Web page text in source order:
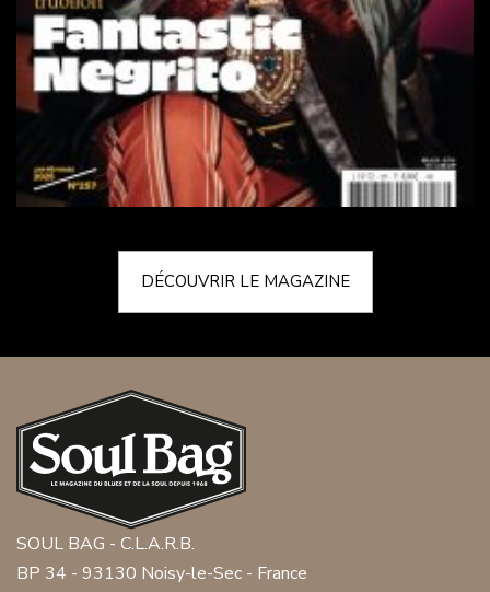
DÉCOUVRIR LE MAGAZINE
SOUL BAG - C.L.A.R.B.
BP 34 - 93130 Noisy-le-Sec - France